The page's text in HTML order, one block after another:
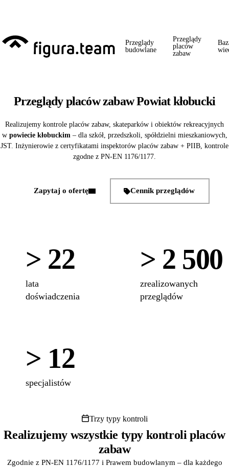
Przeglądy
budowlane
Przeglądy
placów
zabaw
Przeglądy placów zabaw Powiat kłobucki
Realizujemy kontrole placów zabaw, skateparków i obiektów rekreacyjnych
w powiecie kłobuckim – dla szkół, przedszkoli, spółdzielni mieszkaniowych,
JST. Inżynierowie z certyfikatami inspektorów placów zabaw + PIIB, kontrole
zgodne z PN-EN 1176/1177.
Zapytaj o ofertę Cennik przeglądów
> 22
lata
doświadczenia
> 2 500
zrealizowanych
przeglądów
> 12
specjalistów
Trzy typy kontroli
Realizujemy wszystkie typy kontroli placów
zabaw
Zgodnie z PN-EN 1176/1177 i Prawem budowlanym – dla każdego